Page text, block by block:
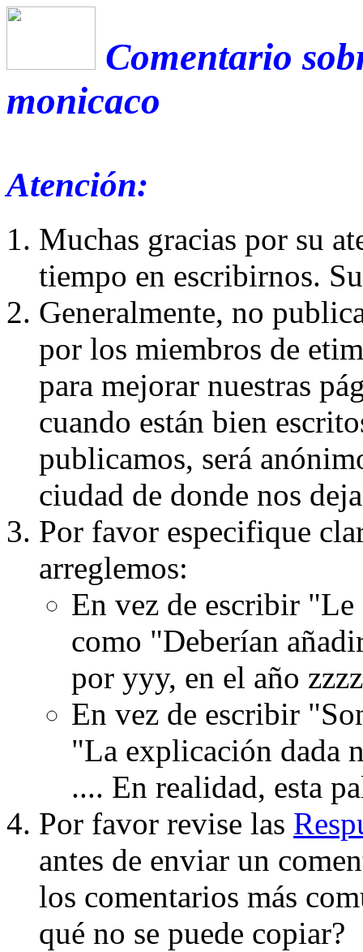
Comentario
monicaco
Atención:
Muchas gracias por su
tiempo en escribirnos.
Generalmente, no
por los miembros de
para mejorar nuestras
cuando están bien
publicamos, será
ciudad de donde nos
Por favor especifique
arreglemos:
En vez de escribir
como "Deberían
por yyy, en el año
En vez de escribir
"La explicación dada
.... En realidad, esta
Por favor revise las
antes de enviar un
los comentarios más
qué no se puede copiar?